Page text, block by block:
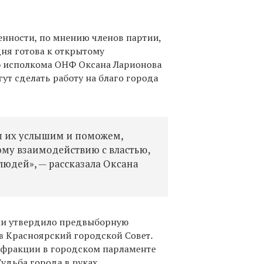
по мнению членов партии,
готова к открытому
исполкома ОНФ Оксана Ларионова
сделать работу на благо города
их услышим и поможем,
взаимодействию с властью,
— рассказала Оксана
утвердило предвыборную
городской Совет.
в городском парламенте